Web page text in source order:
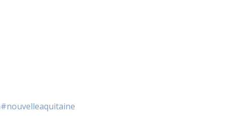
#nouvelleaquitaine